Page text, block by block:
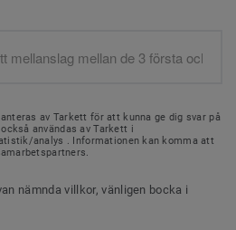
av Tarkett för att kunna ge dig svar på
användas av Tarkett i
analys . Informationen kan komma att
nämnda villkor, vänligen bocka i